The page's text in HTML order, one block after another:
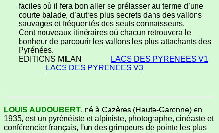
faciles où il fera bon aller se prélasser au terme d’une
courte balade, d’autres plus secrets dans des vallons
sauvages et fréquentés des seuls connaisseurs.
Cent nouveaux itinéraires où chacun retrouvera le
bonheur de parcourir les vallons les plus attachants des
Pyrénées.
EDITIONS MILAN
LACS DES PYRENEES V1
LACS DES PYRENEES V3
LOUIS AUDOUBERT, né à Cazères (Haute-Garonne) en
1935, est un pyrénéiste et alpiniste, photographe, cinéaste et
conférencier français, l'un des grimpeurs de pointe les plus